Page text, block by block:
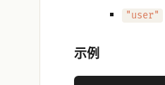
"user"
示例